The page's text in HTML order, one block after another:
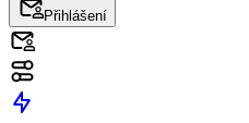
Přihlášení